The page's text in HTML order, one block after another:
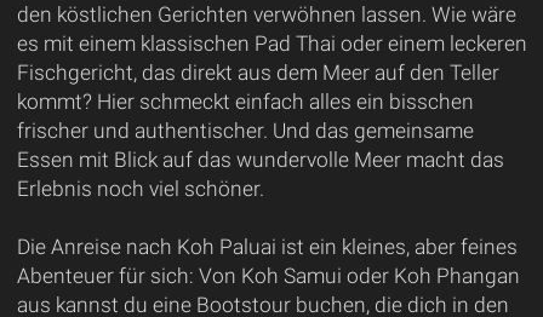
den köstlichen Gerichten verwöhnen lassen. Wie wäre
es mit einem klassischen Pad Thai oder einem leckeren
Fischgericht, das direkt aus dem Meer auf den Teller
kommt? Hier schmeckt einfach alles ein bisschen
frischer und authentischer. Und das gemeinsame
Essen mit Blick auf das wundervolle Meer macht das
Erlebnis noch viel schöner.
Die Anreise nach Koh Paluai ist ein kleines, aber feines
Abenteuer für sich: Von Koh Samui oder Koh Phangan
aus kannst du eine Bootstour buchen, die dich in den